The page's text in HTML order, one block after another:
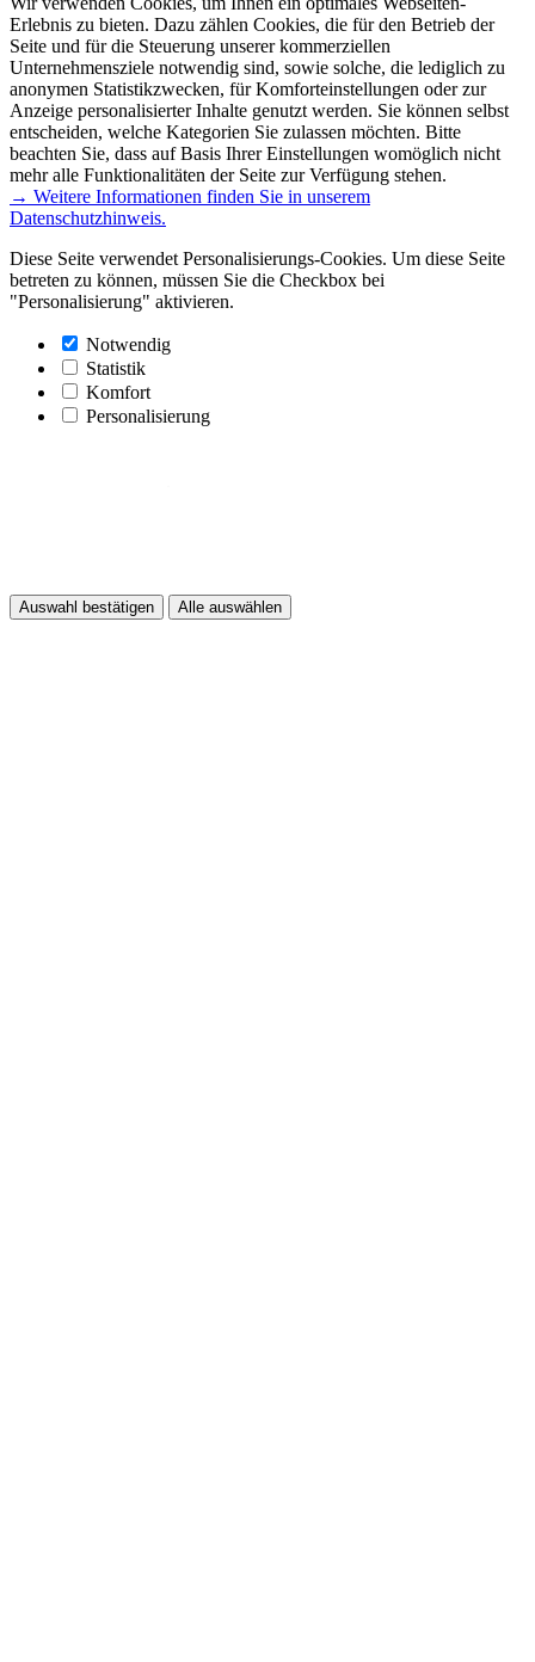
Erlebnis zu bieten. Dazu zählen Cookies, die für den Betrieb der
Seite und für die Steuerung unserer kommerziellen
Unternehmensziele notwendig sind, sowie solche, die lediglich zu
anonymen Statistikzwecken, für Komforteinstellungen oder zur
Anzeige personalisierter Inhalte genutzt werden. Sie können selbst
entscheiden, welche Kategorien Sie zulassen möchten. Bitte
beachten Sie, dass auf Basis Ihrer Einstellungen womöglich nicht
mehr alle Funktionalitäten der Seite zur Verfügung stehen.
→ Weitere Informationen finden Sie in unserem
Datenschutzhinweis.
Diese Seite verwendet Personalisierungs-Cookies. Um diese Seite
betreten zu können, müssen Sie die Checkbox bei
"Personalisierung" aktivieren.
Notwendig
Statistik
Komfort
Personalisierung
Auswahl bestätigen Alle auswählen